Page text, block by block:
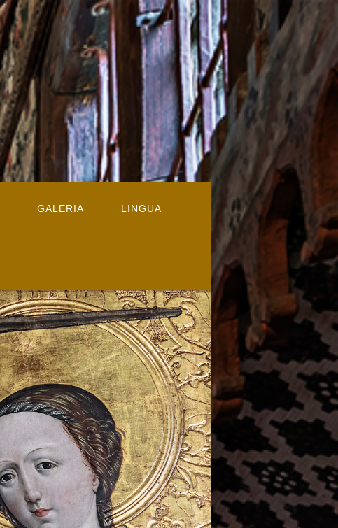
GALERIA LINGUA